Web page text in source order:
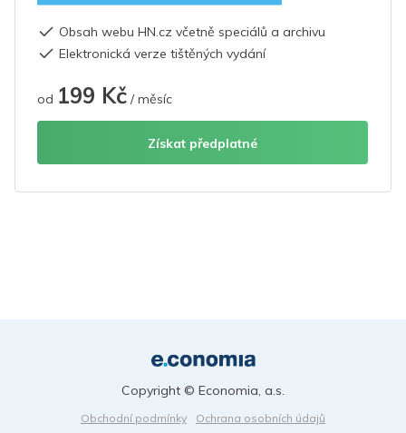
Obsah webu HN.cz včetně speciálů a archivu
Elektronická verze tištěných vydání
od 199 Kč / měsíc
Získat předplatné
Obchodní podmínky
Ochrana osobních údajů
Copyright © Economia, a.s.